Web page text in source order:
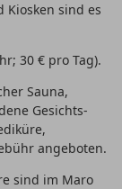
Kiosken sind es
30 € pro Tag).
Sauna,
Gesichts-
angeboten.
sind im Maro